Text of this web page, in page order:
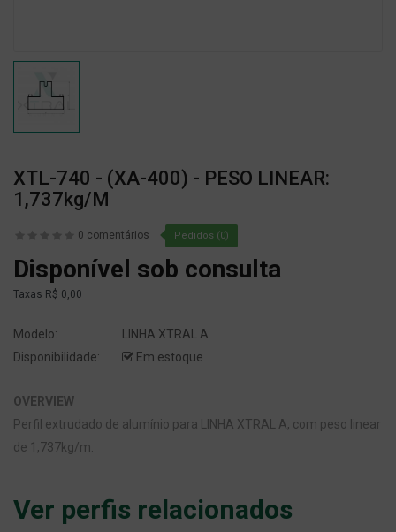
XTL-740 - (XA-400) - PESO LINEAR:
1,737kg/m
0 comentários Pedidos (0)
Disponível sob consulta
Taxas R$ 0,00
Modelo:
LINHA XTRAL A
Disponibilidade:
Em estoque
OVERVIEW
Perfil extrudado de alumínio para LINHA XTRAL A, com peso linear
de 1,737kg/m.
Ver perfis relacionados